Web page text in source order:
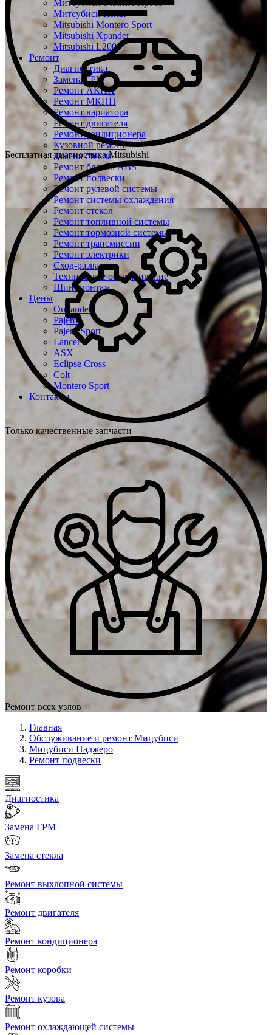
Митсубиси Эклипс Кросс
Митсубиси Кольт
Mitsubishi Montero Sport
Mitsubishi Xpander
Mitsubishi L200
Ремонт
Диагностика
Замена ГРМ
Ремонт АКПП
Ремонт МКПП
Ремонт вариатора
Ремонт двигателя
Ремонт кондиционера
Кузовной ремонт
Замена стекла
Ремонт блоков ABS
Ремонт подвески
Ремонт рулевой системы
Ремонт системы охлаждения
Ремонт стекол
Ремонт топливной системы
Ремонт тормозной системы
Ремонт трансмиссии
Ремонт электрики
Сход-развал
Техническое обслуживание
Шиномонтаж
Цены
Outlander
Pajero
Pajero Sport
Lancer
ASX
Eclipse Cross
Colt
Montero Sport
Контакты
Бесплатная диагностика Mitsubishi
Только качественные запчасти
Ремонт всех узлов
Главная
Обслуживание и ремонт Мицубиси
Мицубиси Паджеро
Ремонт подвески
Диагностика
Замена ГРМ
Замена стекла
Ремонт выхлопной системы
Ремонт двигателя
Ремонт кондиционера
Ремонт коробки
Ремонт кузова
Ремонт охлаждающей системы